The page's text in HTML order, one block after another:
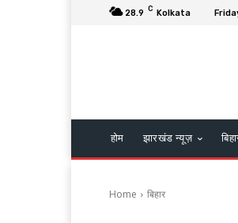
28.9 C Kolkata
होम झारखंड न्यूज़
Home बिहार